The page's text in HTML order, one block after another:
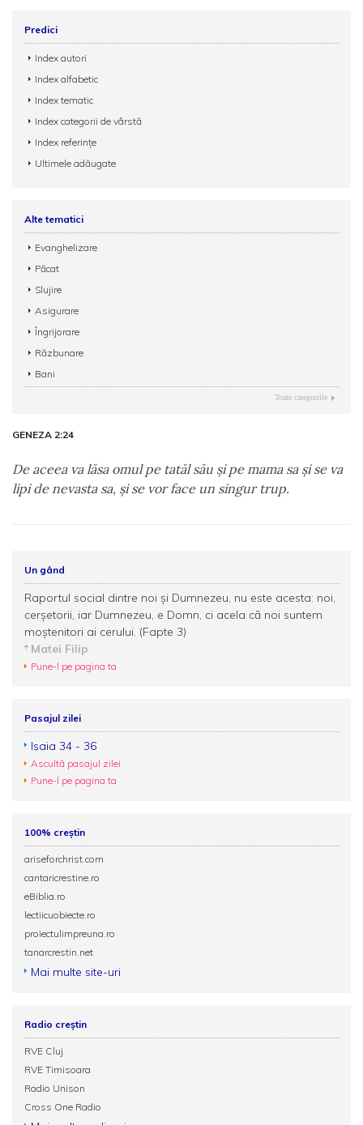
Predici
Index autori
Index alfabetic
Index tematic
Index categorii de vârstă
Index referințe
Ultimele adăugate
Alte tematici
Evanghelizare
Păcat
Slujire
Asigurare
Îngrijorare
Răzbunare
Bani
Toate categoriile
GENEZA 2:24
De aceea va lăsa omul pe tatăl său şi pe mama sa şi se va
lipi de nevasta sa, şi se vor face un singur trup.
Un gând
Raportul social dintre noi şi Dumnezeu, nu este acesta: noi,
cerşetorii, iar Dumnezeu, e Domn, ci acela că noi suntem
moştenitori ai cerului. (Fapte 3)
Matei Filip
Pune-l pe pagina ta
Pasajul zilei
Isaia 34 - 36
Ascultă pasajul zilei
Pune-l pe pagina ta
100% creștin
ariseforchrist.com
cantaricrestine.ro
eBiblia.ro
lectiicuobiecte.ro
proiectulimpreuna.ro
tanarcrestin.net
Mai multe site-uri
Radio creștin
RVE Cluj
RVE Timisoara
Radio Unison
Cross One Radio